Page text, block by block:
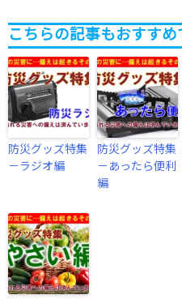
こちらの記事もおすすめ
防災グッズ特集
－ラジオ編
防災グッズ特集
－あったら便利
編